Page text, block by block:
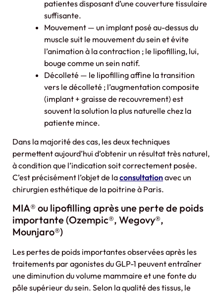
patientes disposant d’une couverture tissulaire
suffisante.
Mouvement — un implant posé au-dessus du
muscle suit le mouvement du sein et évite
l’animation à la contraction ; le lipofilling, lui,
bouge comme un sein natif.
Décolleté — le lipofilling affine la transition
vers le décolleté ; l’augmentation composite
(implant + graisse de recouvrement) est
souvent la solution la plus naturelle chez la
patiente mince.
Dans la majorité des cas, les deux techniques
permettent aujourd’hui d’obtenir un résultat très naturel,
à condition que l’indication soit correctement posée.
C’est précisément l’objet de laconsultationavec un
chirurgien esthétique de la poitrine à Paris.
MIA® ou lipofilling après une perte de poids
importante (Ozempic®, Wegovy®,
Mounjaro®)
Les pertes de poids importantes observées après les
traitements par agonistes du GLP-1 peuvent entraîner
une diminution du volume mammaire et une fonte du
pôle supérieur du sein. Selon la qualité des tissus, le